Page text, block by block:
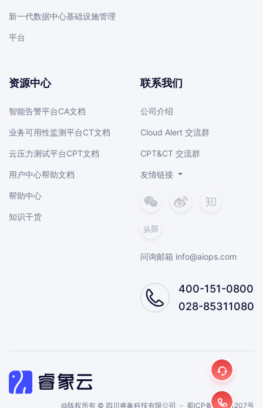
新一代数据中心基础设施管理
平台
资源中心
智能告警平台CA文档
业务可用性监测平台CT文档
云压力测试平台CPT文档
用户中心帮助文档
帮助中心
知识干货
联系我们
公司介绍
Cloud Alert 交流群
CPT&CT 交流群
友情链接
问询邮箱 info@aiops.com
400-151-0800
028-85311080
@版权所有 © 四川睿象科技有限公司 － 蜀ICP备19004207号